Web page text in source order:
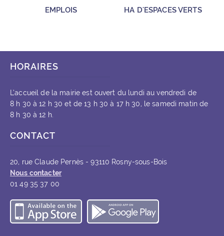
EMPLOIS HA D'ESPACES VERTS
HORAIRES
L’accueil de la mairie est ouvert du lundi au vendredi de
8 h 30 à 12 h 30 et de 13 h 30 à 17 h 30, le samedi matin de
8 h 30 à 12 h.
CONTACT
20, rue Claude Pernès - 93110 Rosny-sous-Bois
Nous contacter
01 49 35 37 00
Télécharger l’application iOS